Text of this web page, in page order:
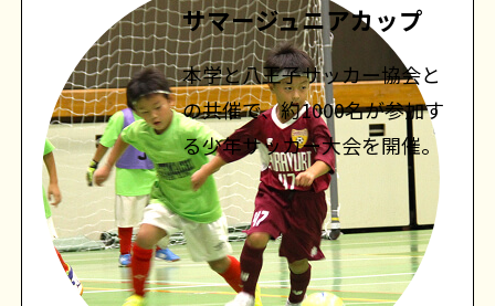
サマージュニアカップ
本学と八王子サッカー協会と
の共催で、約1000名が参加す
る少年サッカー大会を開催。